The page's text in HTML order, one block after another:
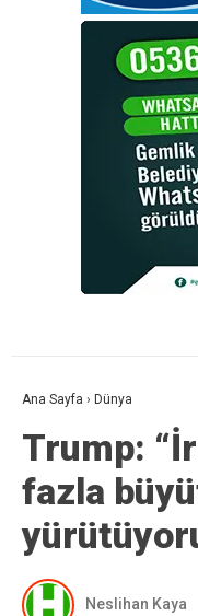
Ana Sayfa › Dünya
Trump:
fazla
Neslihan Kaya